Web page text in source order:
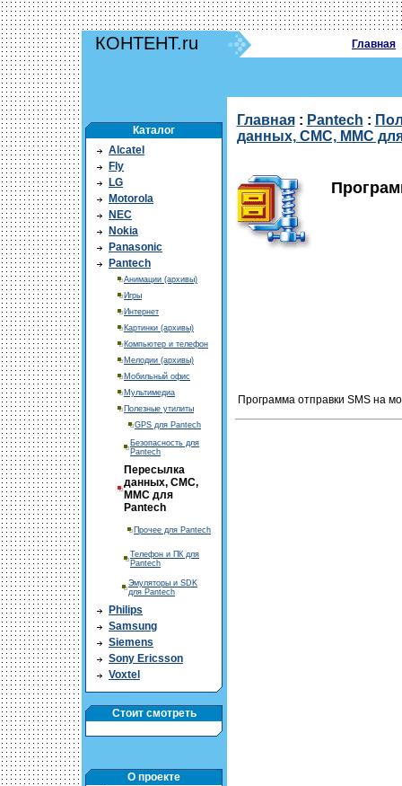
КОНТЕНТ.ru Главная
Каталог
Alcatel
Fly
LG
Motorola
NEC
Nokia
Panasonic
Pantech
Анимации (архивы)
Игры
Интернет
Картинки (архивы)
Компьютер и телефон
Мелодии (архивы)
Мобильный офис
Мультимедиа
Полезные утилиты
GPS для Pantech
Безопасность для
Pantech
Пересылка
данных, СМС,
ММС для
Pantech
Прочее для Pantech
Телефон и ПК для
Pantech
Эмуляторы и SDK
для Pantech
Philips
Samsung
Siemens
Sony Ericsson
Voxtel
Стоит смотреть
О проекте
Главная: Pantech :
данных, СМС, ММС для
Программа отправки SMS на